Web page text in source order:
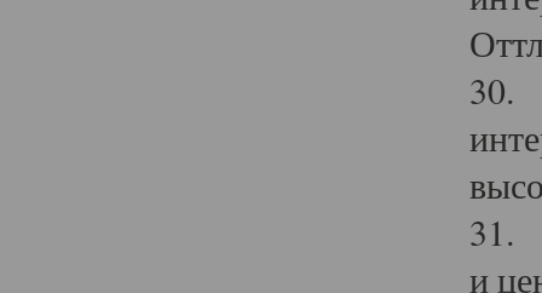
30.
31.
и